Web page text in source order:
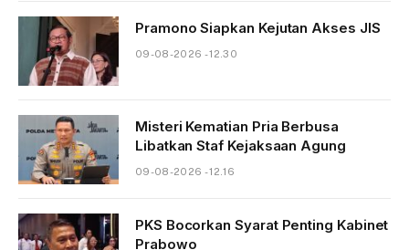
Pramono Siapkan Kejutan Akses JIS
09-08-2026 - 12.30
Misteri Kematian Pria Berbusa
Libatkan Staf Kejaksaan Agung
09-08-2026 - 12.16
PKS Bocorkan Syarat Penting Kabinet
Prabowo